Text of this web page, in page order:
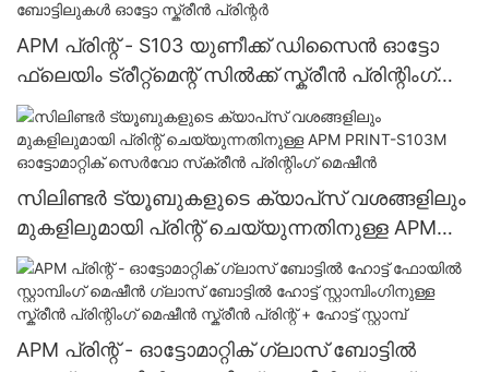
APM പ്രിന്റ് - S103 യുണീക്ക് ഡിസൈൻ ഓട്ടോ
ഫ്ലെയിം ട്രീറ്റ്മെന്റ് സിൽക്ക് സ്ക്രീൻ പ്രിന്റിംഗ്
മെഷീൻ ഫോർ കോസ്മെറ്റിക് ബോട്ടിലുകൾ ഓട്ടോ
സ്ക്രീൻ പ്രിന്റർ
സിലിണ്ടർ ട്യൂബുകളുടെ ക്യാപ്‌സ് വശങ്ങളിലും
മുകളിലുമായി പ്രിന്റ് ചെയ്യുന്നതിനുള്ള APM
PRINT-S103M ഓട്ടോമാറ്റിക് സെർവോ സ്‌ക്രീൻ
പ്രിന്റിംഗ് മെഷീൻ
APM പ്രിന്റ് - ഓട്ടോമാറ്റിക് ഗ്ലാസ് ബോട്ടിൽ